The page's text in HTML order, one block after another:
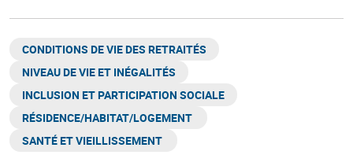
CONDITIONS DE VIE DES RETRAITÉS
NIVEAU DE VIE ET INÉGALITÉS​
INCLUSION ET PARTICIPATION SOCIALE
RÉSIDENCE/HABITAT/LOGEMENT ​
SANTÉ ET VIEILLISSEMENT ​